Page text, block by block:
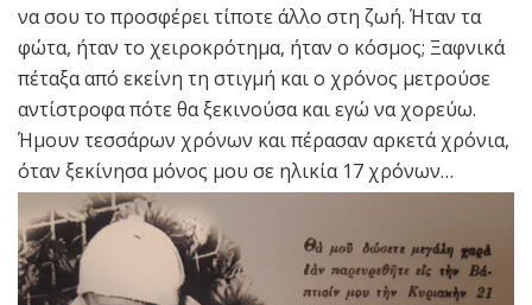
να σου το προσφέρει τίποτε άλλο στη ζωή. Ήταν τα
φώτα, ήταν το χειροκρότημα, ήταν ο κόσμος; Ξαφνικά
πέταξα από εκείνη τη στιγμή και ο χρόνος μετρούσε
αντίστροφα πότε θα ξεκινούσα και εγώ να χορεύω.
Ήμουν τεσσάρων χρόνων και πέρασαν αρκετά χρόνια,
όταν ξεκίνησα μόνος μου σε ηλικία 17 χρόνων…